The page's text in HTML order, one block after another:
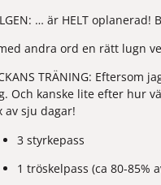
… är HELT oplanerad!
andra ord en rätt lugn
TRÄNING: Eftersom
Och kanske lite efter hur
av sju dagar!
3 styrkepass
1 tröskelpass (ca 80-85%